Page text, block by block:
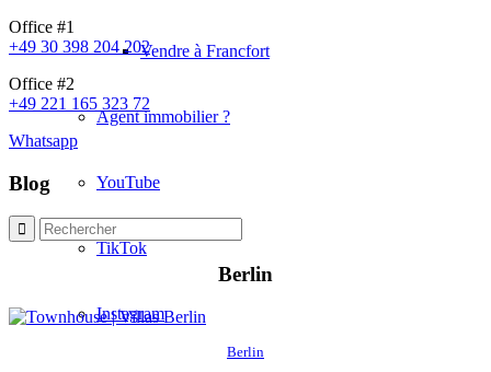
Vendre à Francfort
Agent immobilier ?
YouTube
TikTok
Instagram
Office #1
+49 30 398 204 202
Office #2
+49 221 165 323 72
Whatsapp
Blog
Berlin
Berlin